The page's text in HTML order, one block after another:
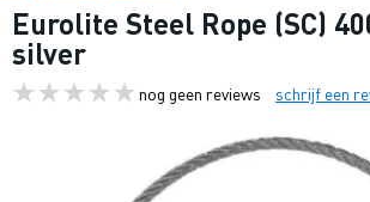
Eurolite Steel Rope (SC)
silver
nog geen reviews schrijf een